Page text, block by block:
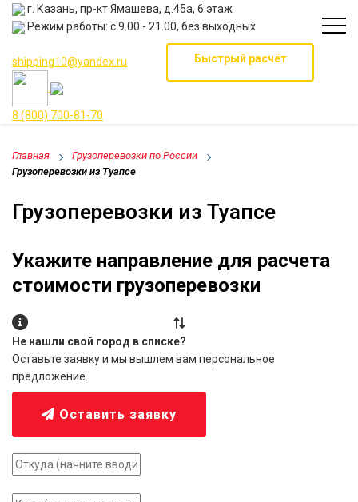
г. Казань, пр-кт Ямашева, д.45а, 6 этаж
Режим работы: с 9.00 - 21.00, без выходных
shipping10@yandex.ru
8 (800) 700-81-70
Быстрый расчёт
Главная
Грузоперевозки по России
Грузоперевозки из Туапсе
Грузоперевозки из Туапсе
Укажите направление для расчета
стоимости грузоперевозки
Не нашли свой город в списке?
Оставьте заявку и мы вышлем вам персональное
предложение.
Оставить заявку